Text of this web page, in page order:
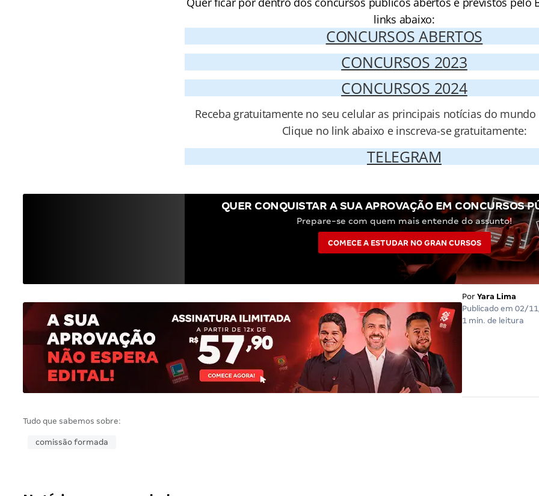
links abaixo:
CONCURSOS ABERTOS
CONCURSOS 2023
CONCURSOS 2024
Receba gratuitamente no seu celular as principais notícias do
Clique no link abaixo e inscreva-se gratuitamente:
TELEGRAM
QUER CONQUISTAR A SUA APROVAÇÃO EM CONCURSOS
Prepare-se com quem mais entende do assunto!
COMECE A ESTUDAR NO GRAN CURSOS
Por Yara Lima
Publicado em 02/
1 min. de leitura
Tudo que sabemos sobre:
comissão formada